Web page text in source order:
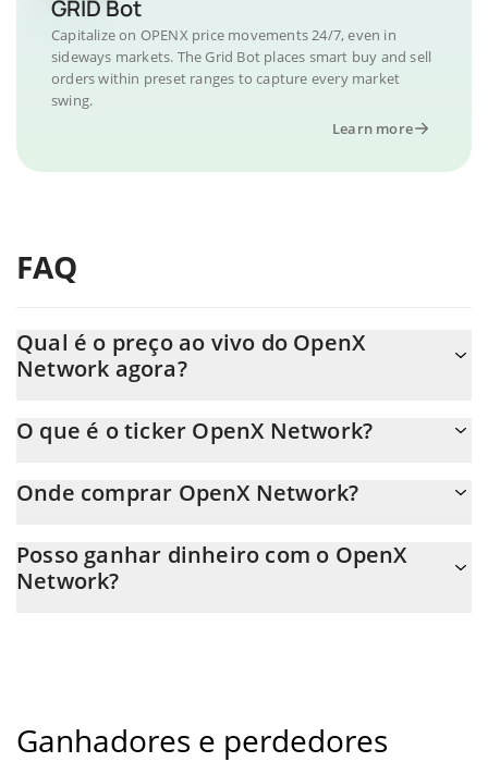
GRID Bot
Capitalize on OPENX price movements 24/7, even in
sideways markets. The Grid Bot places smart buy and sell
orders within preset ranges to capture every market
swing.
Learn more
FAQ
Qual é o preço ao vivo do OpenX
Network agora?
O que é o ticker OpenX Network?
Onde comprar OpenX Network?
transferência p2p. E a melhor maneira de trocar OpenX Network
é através de um bot de 3commas.
Posso ganhar dinheiro com o OpenX
Network?
Ganhadores e perdedores